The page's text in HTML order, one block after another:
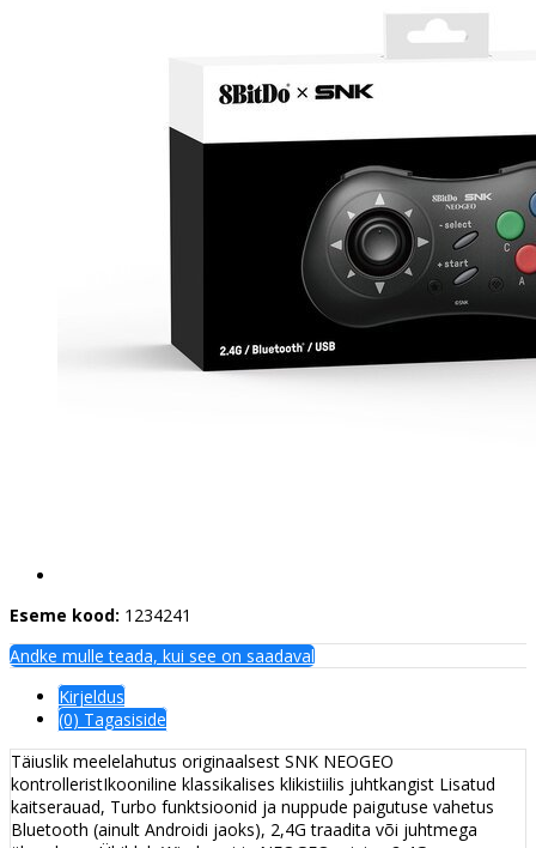
Eseme kood: 1234241
Andke mulle teada, kui see on saadaval
Kirjeldus
(0) Tagasiside
Täiuslik meelelahutus originaalsest SNK NEOGEO
kontrolleristIkooniline klassikalises klikistiilis juhtkangist Lisatud
kaitserauad, Turbo funktsioonid ja nuppude paigutuse vahetus
Bluetooth (ainult Androidi jaoks), 2,4G traadita või juhtmega